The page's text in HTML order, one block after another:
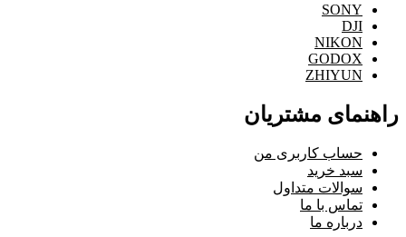
SONY
DJI
NIKON
GODOX
ZHIYUN
راهنمای مشتریان
حساب کاربری من
سبد خرید
سوالات متداول
تماس با ما
درباره ما